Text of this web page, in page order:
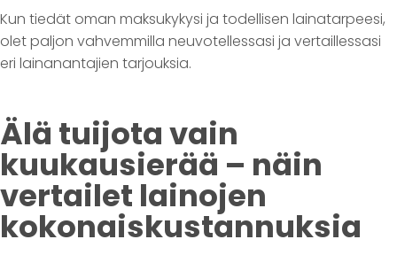
Kun tiedät oman maksukykysi ja todellisen lainatarpeesi,
olet paljon vahvemmilla neuvotellessasi ja vertaillessasi
eri lainanantajien tarjouksia.
Älä tuijota vain
kuukausierää – näin
vertailet lainojen
kokonaiskustannuksia